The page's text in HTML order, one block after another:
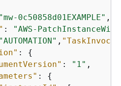
"mw-0c50858d01EXAMPLE" ,
:
"AWS-
"AUTOMATION" ,
: {
: "1" ,
: {